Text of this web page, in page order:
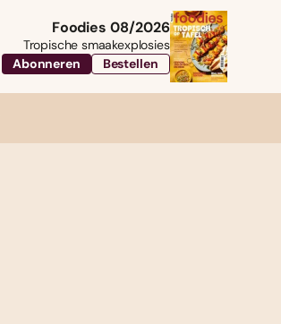
Foodies 08/2026
Tropische smaakexplosies
Abonneren
Bestellen